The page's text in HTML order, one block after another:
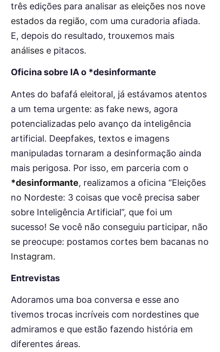
três edições para analisar as eleições nos nove
estados da região, com uma curadoria afiada.
E, depois do resultado, trouxemos mais
análises e pitacos.
Oficina sobre IA o *desinformante
Antes do bafafá eleitoral, já estávamos atentos
a um tema urgente: as fake news, agora
potencializadas pelo avanço da inteligência
artificial. Deepfakes, textos e imagens
manipuladas tornaram a desinformação ainda
mais perigosa. Por isso, em parceria com o
*desinformante, realizamos a oficina “Eleições
no Nordeste: 3 coisas que você precisa saber
sobre Inteligência Artificial”, que foi um
sucesso! Se você não conseguiu participar, não
se preocupe: postamos cortes bem bacanas no
Instagram.
Entrevistas
Adoramos uma boa conversa e esse ano
tivemos trocas incríveis com nordestines que
admiramos e que estão fazendo história em
diferentes áreas.